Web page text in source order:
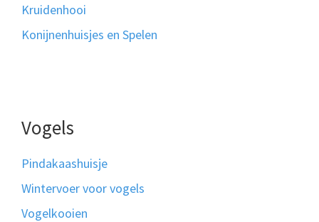
Kruidenhooi
Konijnenhuisjes en Spelen
Vogels
Pindakaashuisje
Wintervoer voor vogels
Vogelkooien